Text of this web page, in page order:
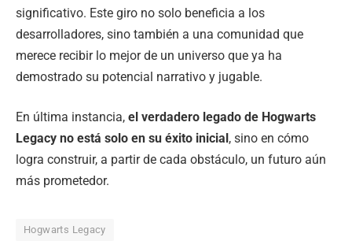
significativo. Este giro no solo beneficia a los
desarrolladores, sino también a una comunidad que
merece recibir lo mejor de un universo que ya ha
demostrado su potencial narrativo y jugable.
En última instancia, el verdadero legado de Hogwarts
Legacy no está solo en su éxito inicial , sino en cómo
logra construir, a partir de cada obstáculo, un futuro aún
más prometedor.
Hogwarts Legacy